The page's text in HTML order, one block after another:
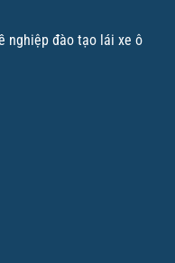
nghiệp đào tạo lái xe ô